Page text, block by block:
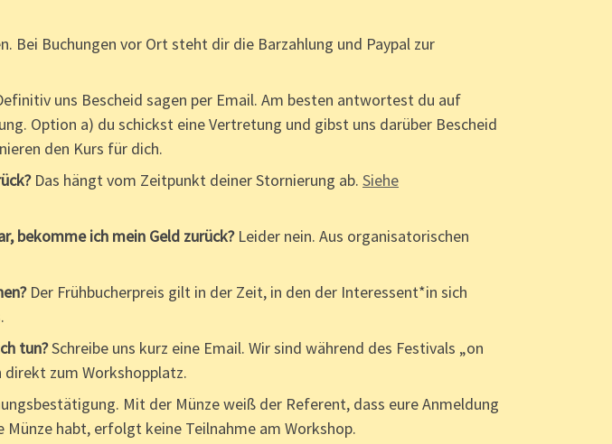
Bei Buchungen vor Ort steht dir die Barzahlung und Paypal zur
uns Bescheid sagen per Email. Am besten antwortest du auf
Option a) du schickst eine Vertretung und gibst uns darüber Bescheid
den Kurs für dich.
Das hängt vom Zeitpunkt deiner Stornierung ab. Siehe
bekomme ich mein Geld zurück? Leider nein. Aus organisatorischen
Der Frühbucherpreis gilt in der Zeit, in den der Interessent*in sich
tun?Schreibe uns kurz eine Email. Wir sind während des Festivals „on
direkt zum Workshopplatz.
Mit der Münze weiß der Referent, dass eure Anmeldung
habt, erfolgt keine Teilnahme am Workshop.